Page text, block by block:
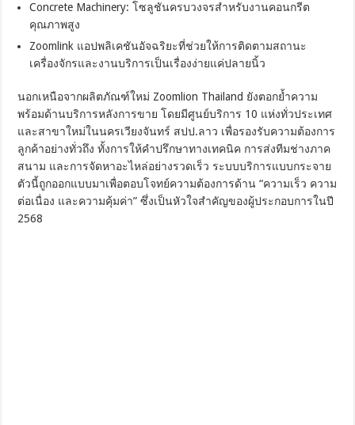
Concrete Machinery: โซลูชันครบวงจรสำหรับงานคอนกรีต
คุณภาพสูง
Zoomlink แอปพลิเคชันอัจฉริยะที่ช่วยให้การติดตามสถานะ
เครื่องจักรและงานบริการเป็นเรื่องง่ายแค่ปลายนิ้ว
นอกเหนือจากผลิตภัณฑ์ใหม่ Zoomlion Thailand ยังตอกย้ำความ
พร้อมด้านบริการหลังการขาย โดยมีศูนย์บริการ 10 แห่งทั่วประเทศ
และสาขาใหม่ในนครเวียงจันทร์ สปป.ลาว เพื่อรองรับความต้องการ
ลูกค้าอย่างทั่วถึง ทั้งการให้คำปรึกษาทางเทคนิค การส่งทีมช่างภาค
สนาม และการจัดหาอะไหล่อย่างรวดเร็ว ระบบบริการแบบกระจาย
ตัวนี้ถูกออกแบบมาเพื่อตอบโจทย์ความต้องการด้าน “ความเร็ว ความ
ต่อเนื่อง และความคุ้มค่า” ซึ่งเป็นหัวใจสำคัญของผู้ประกอบการในปี
2568